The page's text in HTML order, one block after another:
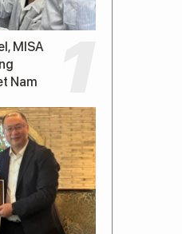
MISA
Nam